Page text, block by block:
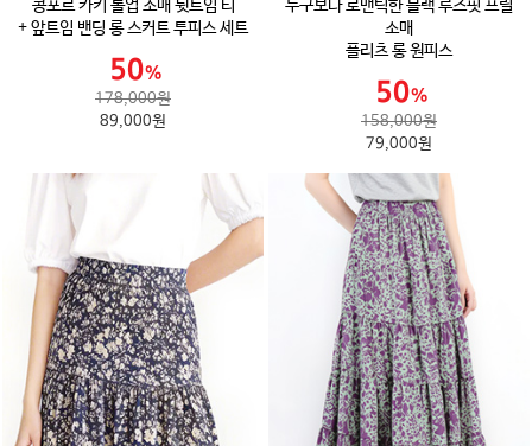
콩포르 카키 롤업 소매 뒷트임 티
+ 앞트임 밴딩 롱 스커트 투피스 세트
178,000원
89,000원
누구보다 로맨틱한 블랙 루즈핏 프릴
소매
플리츠 롱 원피스
158,000원
79,000원